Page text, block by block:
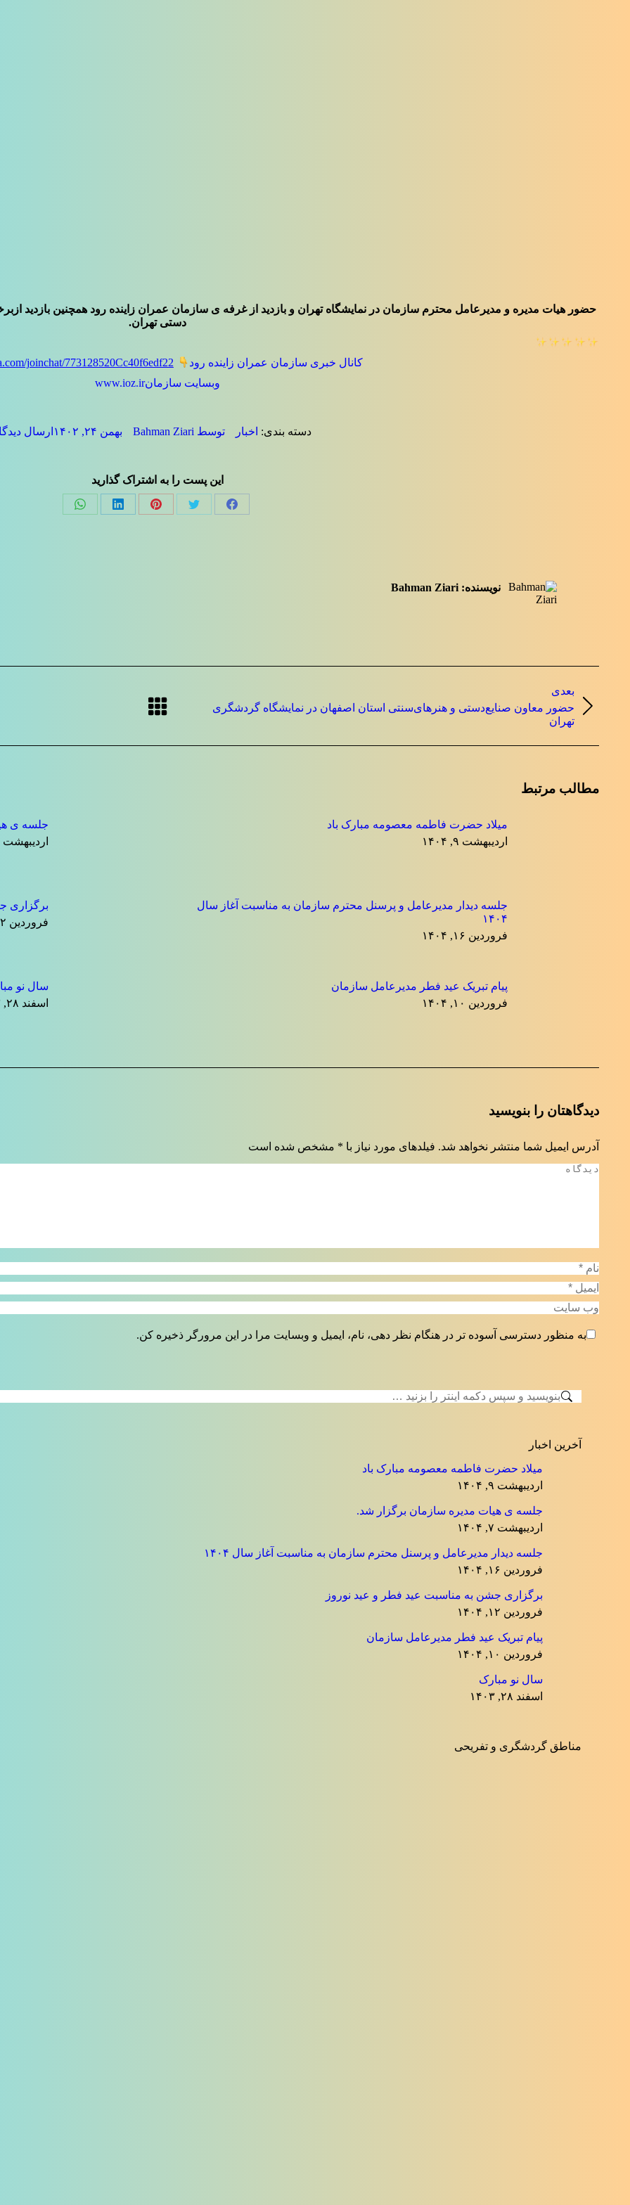
حضور هیات مدیره و مدیرعامل محترم سازمان در نمایشگاه تهران‌ و بازدید از غرفه ی سازمان عمران زاینده رود همچنین بازدید
دستی تهران.
کانال خبری سازمان عمران زاینده رود
joinchat/773128520Cc40f6edf22
وبسایت سازمانwww.ioz.ir
دسته بندی: اخبار توسط Bahman Ziari بهمن ۲۴, ۱۴۰۲ ارسال
این پست را به اشتراک گذارید
Share
Share
Share
Share
Share
نویسنده: Bahman Ziari
نوشته
بعدی
نوشته
بعدی:
حضور معاون صنایع‌دستی و هنرهای‌سنتی استان اصفهان در نمایشگاه گردشگری
تهران
مطالب مرتبط
میلاد حضرت فاطمه معصومه مبارک باد
اردیبهشت ۹, ۱۴۰۴
جلسه ی
اردیبهشت ۷, ۱۴۰۴
جلسه دیدار مدیرعامل و پرسنل محترم سازمان به مناسبت آغاز سال
۱۴۰۴
فروردین ۱۶, ۱۴۰۴
برگزاری
فروردین ۱۲, ۱۴۰۴
پیام تبریک عید فطر مدیرعامل سازمان
فروردین ۱۰, ۱۴۰۴
سال نو
اسفند ۲۸, ۱۴۰۳
دیدگاهتان را بنویسید
آدرس ایمیل شما منتشر نخواهد شد. فیلدهای مورد نیاز با * مشخص شده است
دیدگاه
نام *
ایمیل *
وب سایت
به منظور دسترسی آسوده تر در هنگام نظر دهی، نام، ایمیل و وبسایت مرا در این مرورگر ذخیره کن.
جستجو:
آخرین اخبار
میلاد حضرت فاطمه معصومه مبارک باد
اردیبهشت ۹, ۱۴۰۴
جلسه ی هیات مدیره سازمان برگزار شد.
اردیبهشت ۷, ۱۴۰۴
جلسه دیدار مدیرعامل و پرسنل محترم سازمان به مناسبت آغاز سال ۱۴۰۴
فروردین ۱۶, ۱۴۰۴
برگزاری جشن به مناسبت عید فطر و عید نوروز
فروردین ۱۲, ۱۴۰۴
پیام تبریک عید فطر مدیرعامل سازمان
فروردین ۱۰, ۱۴۰۴
سال نو مبارک
اسفند ۲۸, ۱۴۰۳
مناطق گردشگری و تفریحی